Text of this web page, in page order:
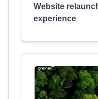
Website
experience